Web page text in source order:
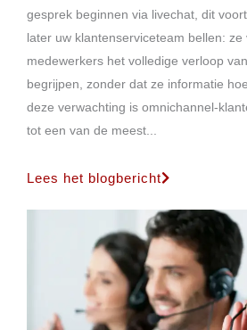
gesprek beginnen via livechat, dit
later uw klantenserviceteam bellen:
medewerkers het volledige verloop
begrijpen, zonder dat ze informatie
deze verwachting is omnichannel-
tot een van de meest...
Lees het blogbericht